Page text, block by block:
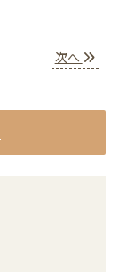
次へ